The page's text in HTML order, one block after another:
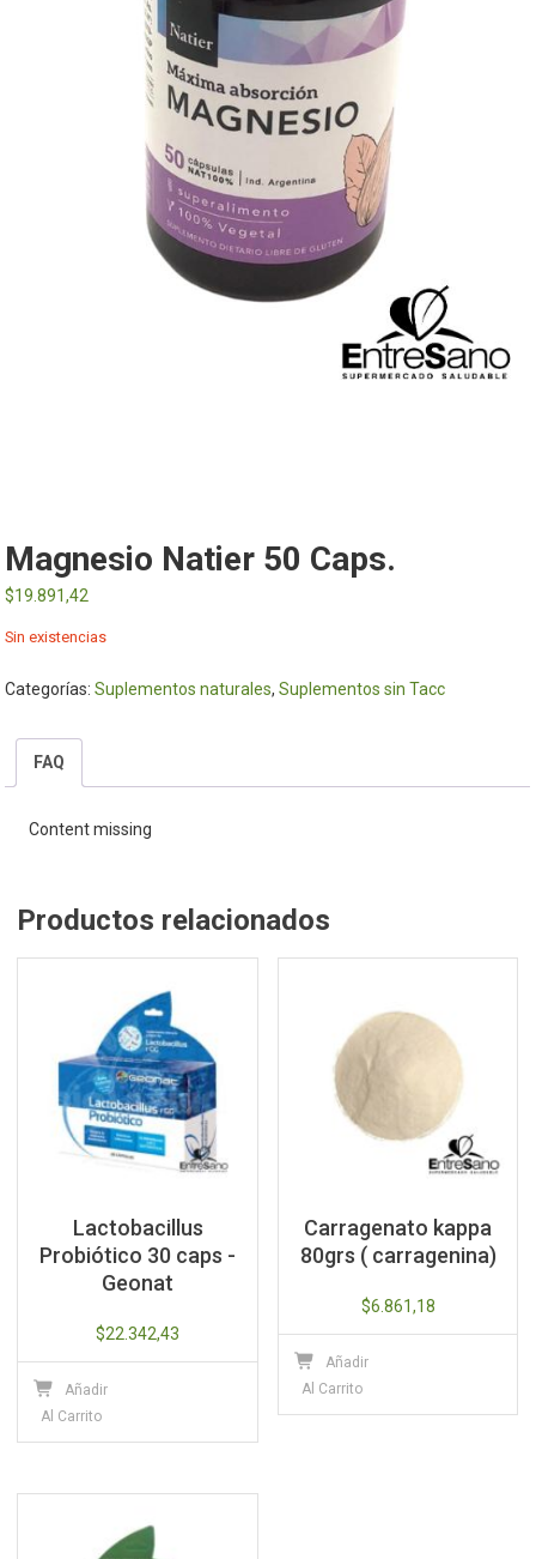
Magnesio Natier 50 Caps.
$19.891,42
Sin existencias
Categorías:Suplementos naturales,Suplementos sin Tacc
FAQ
Content missing
Productos relacionados
Lactobacillus
Probiótico 30 caps -
Geonat
$22.342,43
Añadir
Al Carrito
Carragenato kappa
80grs ( carragenina)
$6.861,18
Añadir
Al Carrito